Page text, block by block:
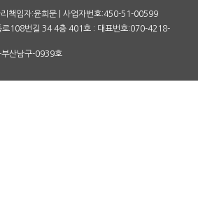
리책임자:윤희문 | 사업자번호:450-51-00599
로108번길 34 4층 401호 : 대표번호:070-4218-
산남구-0939호